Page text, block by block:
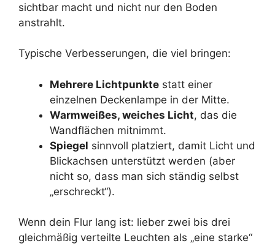
sichtbar macht und nicht nur den Boden
anstrahlt.
Typische Verbesserungen, die viel bringen:
Mehrere Lichtpunkte statt einer
einzelnen Deckenlampe in der Mitte.
Warmweißes, weiches Licht, das die
Wandflächen mitnimmt.
Spiegel sinnvoll platziert, damit Licht und
Blickachsen unterstützt werden (aber
nicht so, dass man sich ständig selbst
„erschreckt“).
Wenn dein Flur lang ist: lieber zwei bis drei
gleichmäßig verteilte Leuchten als „eine starke“